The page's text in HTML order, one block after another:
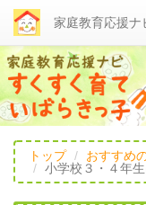
家庭教育応援ナ
トップ
おすすめ
小学校３・４年